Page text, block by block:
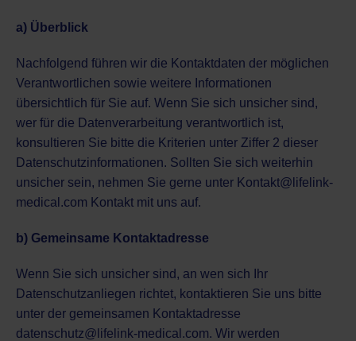
a) Überblick
Nachfolgend führen wir die Kontaktdaten der möglichen
Verantwortlichen sowie weitere Informationen
übersichtlich für Sie auf. Wenn Sie sich unsicher sind,
wer für die Datenverarbeitung verantwortlich ist,
konsultieren Sie bitte die Kriterien unter Ziffer 2 dieser
Datenschutzinformationen. Sollten Sie sich weiterhin
unsicher sein, nehmen Sie gerne unter Kontakt@lifelink-
medical.com Kontakt mit uns auf.
b) Gemeinsame Kontaktadresse
Wenn Sie sich unsicher sind, an wen sich Ihr
Datenschutzanliegen richtet, kontaktieren Sie uns bitte
unter der gemeinsamen Kontaktadresse
datenschutz@lifelink-medical.com. Wir werden